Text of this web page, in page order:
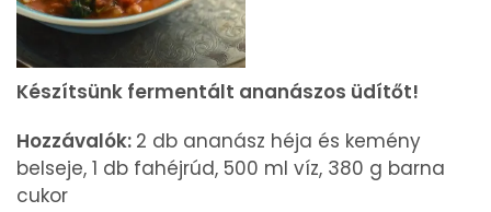
Készítsünk fermentált ananászos üdítőt!
Hozzávalók: 2 db ananász héja és kemény
belseje, 1 db fahéjrúd, 500 ml víz, 380 g barna
cukor